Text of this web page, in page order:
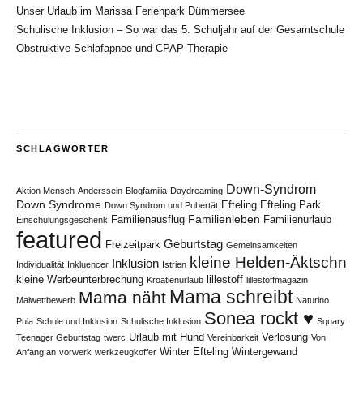
Unser Urlaub im Marissa Ferienpark Dümmersee
Schulische Inklusion – So war das 5. Schuljahr auf der Gesamtschule
Obstruktive Schlafapnoe und CPAP Therapie
SCHLAGWÖRTER
Aktion Mensch Anderssein Blogfamilia Daydreaming Down-Syndrom
Down Syndrome Down Syndrom und Pubertät Efteling Efteling Park
Einschulungsgeschenk Familienausflug Familienleben Familienurlaub
featured Freizeitpark Geburtstag Gemeinsamkeiten
Individualität Inkluencer Inklusion Istrien kleine Helden-Äktschn
kleine Werbeunterbrechung Kroatienurlaub lillestoff lillestoffmagazin
Malwettbewerb Mama näht Mama schreibt Naturino
Pula Schule und Inklusion Schulische Inklusion Sonea rockt ♥ Squary
Teenager Geburtstag twerc Urlaub mit Hund Vereinbarkeit Verlosung Von
Anfang an vorwerk werkzeugkoffer Winter Efteling Wintergewand